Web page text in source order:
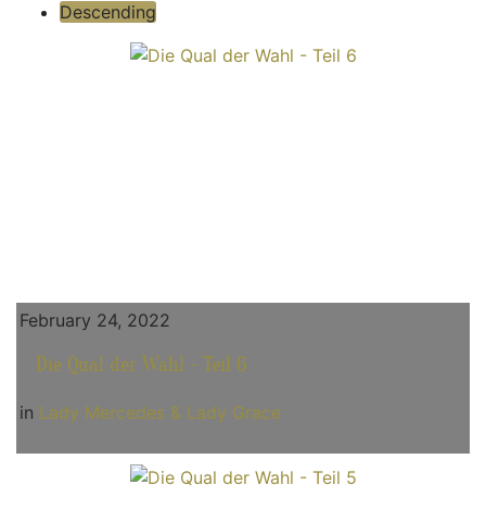
Descending
February 24, 2022
Die Qual der Wahl - Teil 6
in Lady Mercedes & Lady Grace